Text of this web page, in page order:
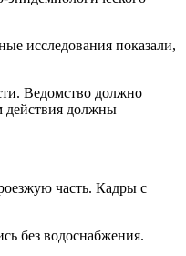
исследования показали,
Ведомство должно
действия должны
часть. Кадры с
без водоснабжения.